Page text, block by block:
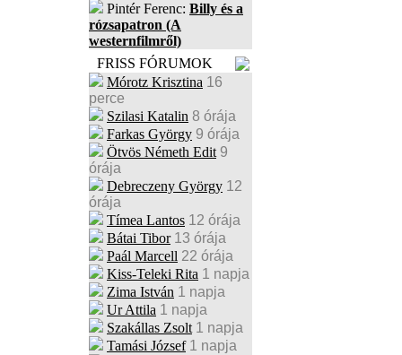
Pintér Ferenc: Billy és a
rózsapatron (A
westernfilmről)
FRISS FÓRUMOK
Mórotz Krisztina 16
perce
Szilasi Katalin 8 órája
Farkas György 9 órája
Ötvös Németh Edit 9
órája
Debreczeny György 12
órája
Tímea Lantos 12 órája
Bátai Tibor 13 órája
Paál Marcell 22 órája
Kiss-Teleki Rita 1 napja
Zima István 1 napja
Ur Attila 1 napja
Szakállas Zsolt 1 napja
Tamási József 1 napja